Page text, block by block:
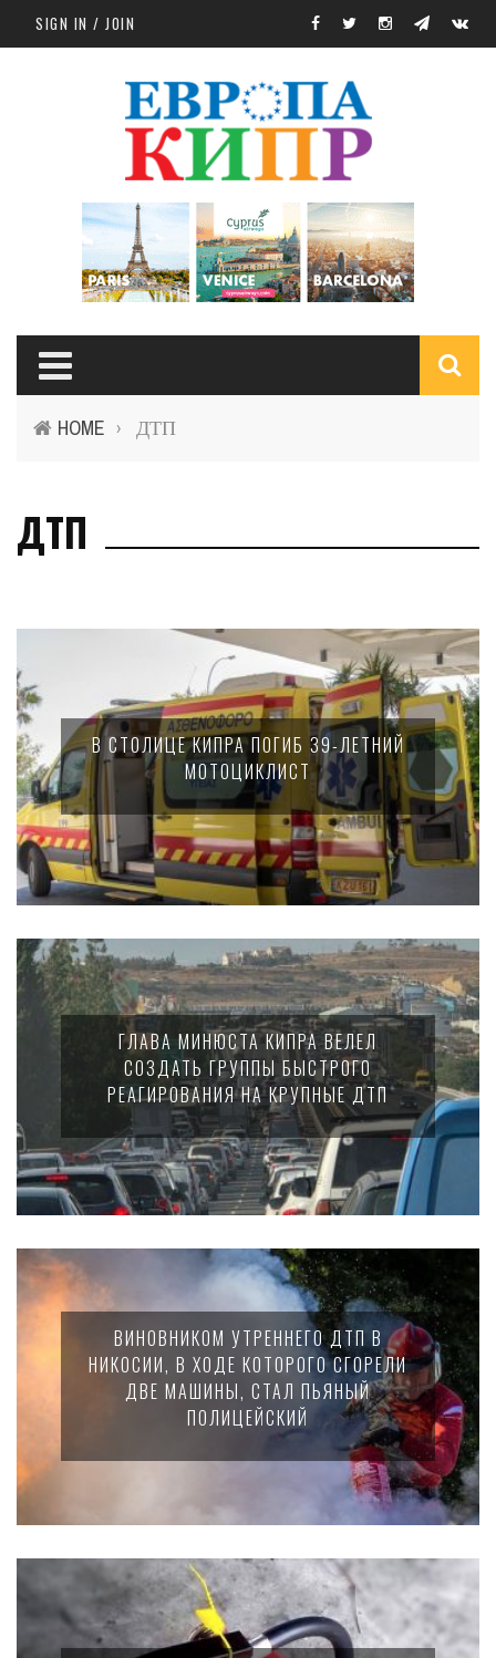
Skip to main content
SIGN IN / JOIN
HOME › ДТП
ДТП
В СТОЛИЦЕ КИПРА ПОГИБ 39-ЛЕТНИЙ
МОТОЦИКЛИСТ
ГЛАВА МИНЮСТА КИПРА ВЕЛЕЛ
СОЗДАТЬ ГРУППЫ БЫСТРОГО
РЕАГИРОВАНИЯ НА КРУПНЫЕ ДТП
ВИНОВНИКОМ УТРЕННЕГО ДТП В
НИКОСИИ, В ХОДЕ КОТОРОГО СГОРЕЛИ
ДВЕ МАШИНЫ, СТАЛ ПЬЯНЫЙ
ПОЛИЦЕЙСКИЙ